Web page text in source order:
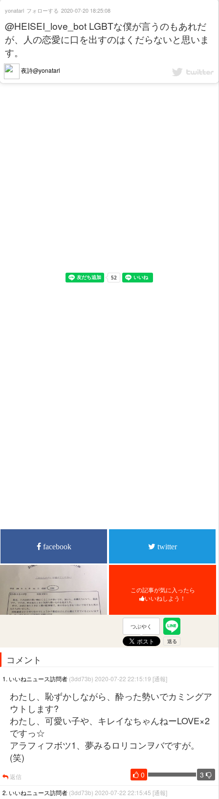
@HEISEI_love_bot LGBTな僕が言うのもあれだ
が、人の恋愛に口を出すのはくだらないと思いま
す。
夜詩@yonatarl
yonatarl フォローする 2020-07-20 18:25:08
facebook twitter
この記事が気に入ったら
いいねしよう！
つぶやく
コメント
1. いいねニュース訪問者 (3dd73b) 2020-07-22 22:15:19 [通報]
わたし、恥ずかしながら、酔った勢いでカミングア
ウトします?
わたし、可愛い子や、キレイなちゃんねーLOVE×2
ですっ☆
アラフィフボツ1、夢みるロリコンヲバですが。
(笑)
0 3
返信
2. いいねニュース訪問者 (3dd73b) 2020-07-22 22:15:45 [通報]